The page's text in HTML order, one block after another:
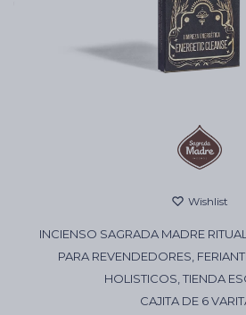
INCIENSO SAGRADA MADRE
PARA REVENDEDORES,
HOLISTICOS, TIENDA
CAJITA DE 6
Cartas de Tarot
Artículos Esotéricos